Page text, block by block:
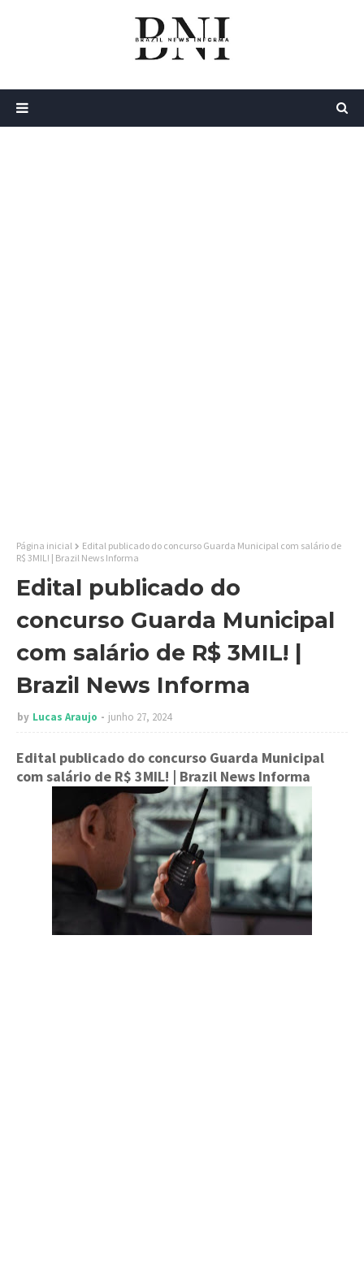
Página inicial
Edital publicado do concurso Guarda Municipal com salário de
R$ 3MIL! | Brazil News Informa
Edital publicado do
concurso Guarda Municipal
com salário de R$ 3MIL! |
Brazil News Informa
by Lucas Araujo junho 27, 2024
Edital publicado do concurso Guarda Municipal
com salário de R$ 3MIL! | Brazil News Informa